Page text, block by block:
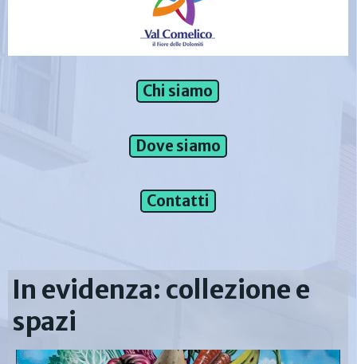
Chi siamo
Dove siamo
Contatti
In evidenza: collezione e
spazi